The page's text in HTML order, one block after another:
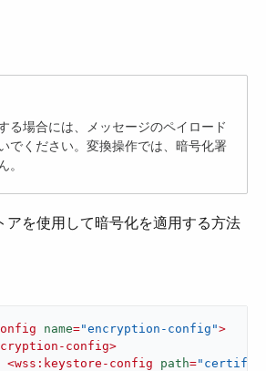
る場合には、メッセージのペイロード
でください。変換操作では、暗号化署
アを使用して暗号化を適用する方法
name="encryption-config">
config>
<wss:keystore-config path=